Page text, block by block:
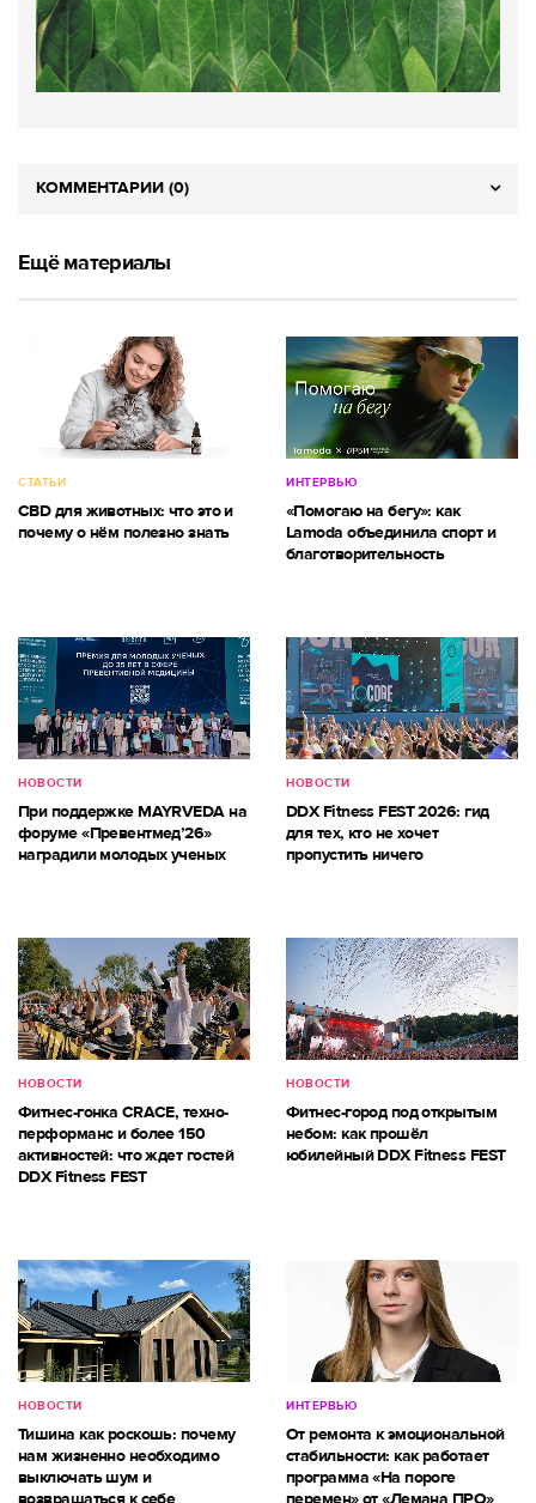
КОММЕНТАРИИ (0)
Ещё материалы
СТАТЬИ
CBD для животных: что это и
почему о нём полезно знать
ИНТЕРВЬЮ
«Помогаю на бегу»: как
Lamoda объединила спорт и
благотворительность
НОВОСТИ
При поддержке MAYRVEDA на
форуме «Превентмед’26»
наградили молодых ученых
НОВОСТИ
DDX Fitness FEST 2026: гид
для тех, кто не хочет
пропустить ничего
НОВОСТИ
Фитнес-гонка CRACE, техно-
перформанс и более 150
активностей: что ждет гостей
DDX Fitness FEST
НОВОСТИ
Фитнес-город под открытым
небом: как прошёл
юбилейный DDX Fitness FEST
НОВОСТИ
Тишина как роскошь: почему
нам жизненно необходимо
выключать шум и
ИНТЕРВЬЮ
От ремонта к эмоциональной
стабильности: как работает
программа «На пороге